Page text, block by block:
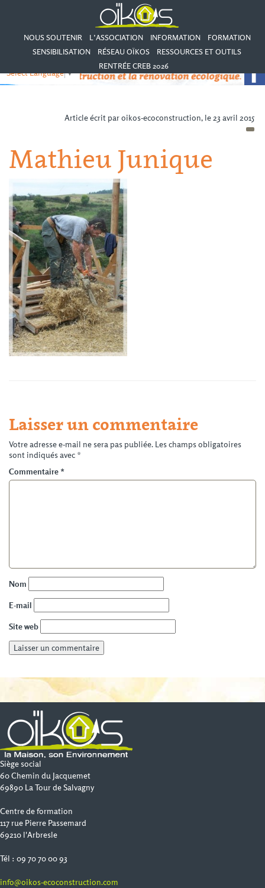
NOUS SOUTENIR L’ASSOCIATION INFORMATION
FORMATION
SENSIBILISATION
RÉSEAU OÏKOS
RESSOURCES ET OUTILS
RENTRÉE CREB 2026
Select Language▼
Article écrit par oikos-ecoconstruction, le 23 avril 2015
Mathieu Junique
Laisser un commentaire
Votre adresse e-mail ne sera pas publiée. Les champs obligatoires
sont indiqués avec *
Commentaire *
Nom
E-mail
Site web
Siège social
60 Chemin du Jacquemet
69890 La Tour de Salvagny
Centre de formation
117 rue Pierre Passemard
69210 l'Arbresle
Tél : 09 70 70 00 93
info@oikos-ecoconstruction.com